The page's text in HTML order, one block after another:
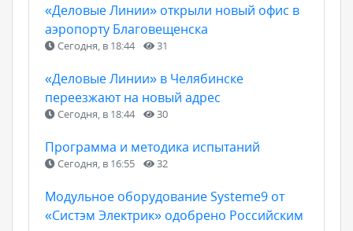
«Деловые Линии» открыли новый офис в
аэропорту Благовещенска
Сегодня, в 18:44 31
«Деловые Линии» в Челябинске
переезжают на новый адрес
Сегодня, в 18:44 30
Программа и методика испытаний
Сегодня, в 16:55 32
Модульное оборудование Systeme9 от
«Систэм Электрик» одобрено Российским